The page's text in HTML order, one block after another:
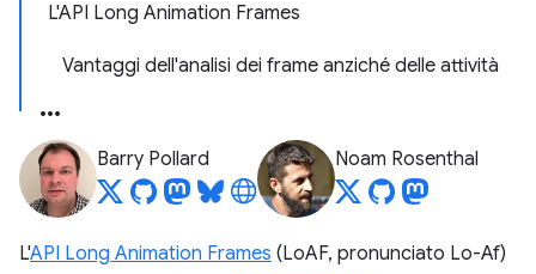
L'API Long Animation Frames
Vantaggi dell'analisi dei frame anziché delle attività
Barry Pollard Noam Rosenthal
L'API Long Animation Frames (LoAF, pronunciato Lo-Af)